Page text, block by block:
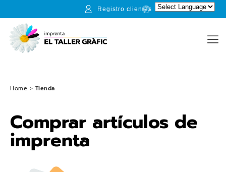
Registro clientes
Home > Tienda
Comprar artículos de
imprenta